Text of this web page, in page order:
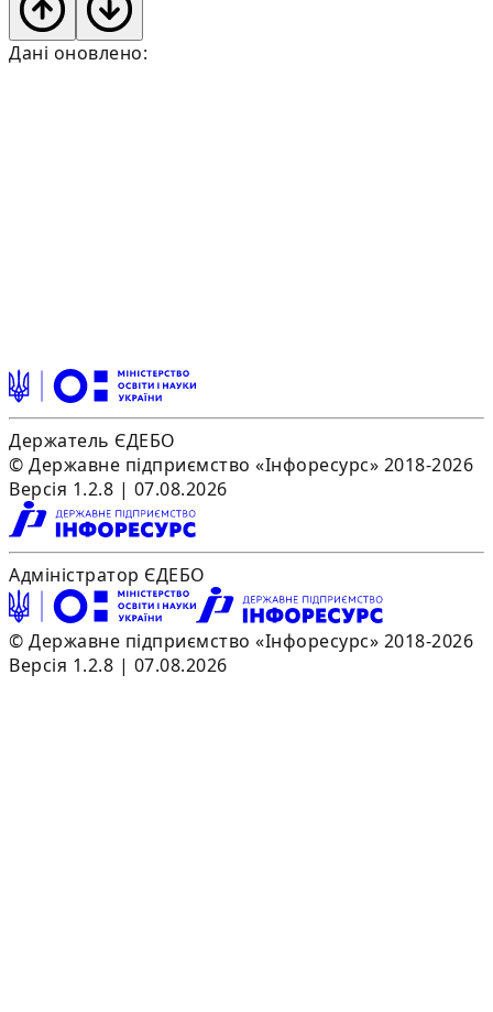
Дані оновлено:
Держатель ЄДЕБО
© Державне підприємство «Інфоресурс» 2018-2026
Версія 1.2.8 | 07.08.2026
Адміністратор ЄДЕБО
© Державне підприємство «Інфоресурс» 2018-2026
Версія 1.2.8 | 07.08.2026